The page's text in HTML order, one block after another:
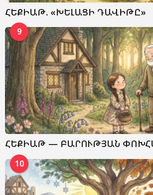
ՀԵՔԻԱԹ. «ԽԵԼԱՑԻ ԴԱՎԻԹԸ»
9
ՀԵՔԻԱԹ — ԲԱՐՈՒԹՅԱՆ
10